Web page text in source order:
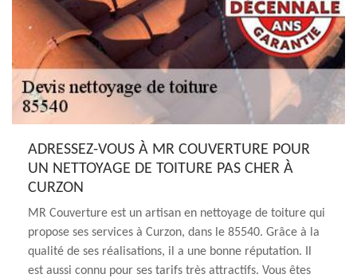
ADRESSEZ-VOUS À MR COUVERTURE POUR
UN NETTOYAGE DE TOITURE PAS CHER À
CURZON
MR Couverture est un artisan en nettoyage de toiture qui
propose ses services à Curzon, dans le 85540. Grâce à la
qualité de ses réalisations, il a une bonne réputation. Il
est aussi connu pour ses tarifs très attractifs. Vous êtes